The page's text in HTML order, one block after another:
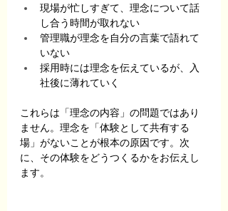
現場が忙しすぎて、理念について話
し合う時間が取れない
管理職が理念を自分の言葉で語れて
いない
採用時には理念を伝えているが、入
社後に薄れていく
これらは「理念の内容」の問題ではあり
ません。理念を「体験として共有する
場」がないことが根本の原因です。次
に、その体験をどうつくるかをお伝えし
ます。